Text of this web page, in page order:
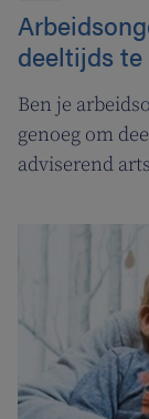
deeltijds
Ben je
genoeg om
adviserend